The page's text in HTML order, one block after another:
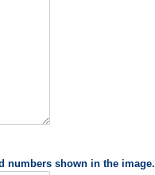
numbers shown in the image.